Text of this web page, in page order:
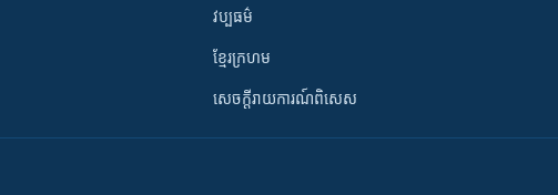
វប្បធម៌
ខ្មែរក្រហម
សេចក្តីរាយការណ៍ពិសេស